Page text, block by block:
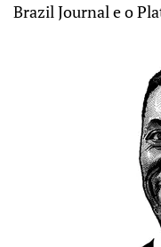
Brazil Journal e o